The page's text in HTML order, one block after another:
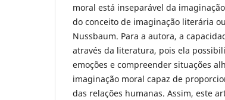
moral está inseparável da
do conceito de imaginação literária
Nussbaum. Para a autora, a
através da literatura, pois ela
emoções e compreender situações
imaginação moral capaz de
das relações humanas. Assim, este